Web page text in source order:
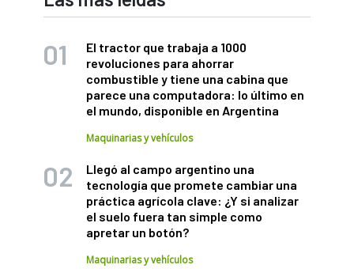
El tractor que trabaja a 1000
revoluciones para ahorrar
combustible y tiene una cabina que
parece una computadora: lo último en
el mundo, disponible en Argentina
Maquinarias y vehículos
Llegó al campo argentino una
tecnología que promete cambiar una
práctica agrícola clave: ¿Y si analizar
el suelo fuera tan simple como
apretar un botón?
Maquinarias y vehículos